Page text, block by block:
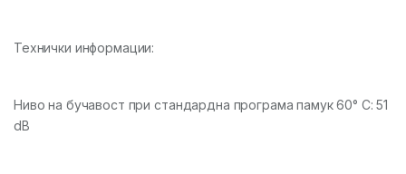
Технички информации:
Ниво на бучавост при стандардна програма памук 60° C: 51
dB